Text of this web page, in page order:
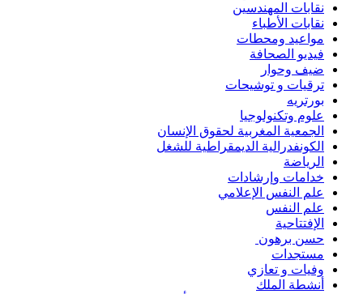
نقابات المهندسين
نقابات الأطباء
مواعيد ومحطات
فيديو الصحافة
ضيف وحوار
ترقيات و توشيحات
بورتريه
علوم وتكنولوجيا
الجمعية المغربية لحقوق الإنسان
الكونفدرالية الديمقراطية للشغل
الرياضة
خدامات وإرشادات
علم النفس الإعلامي
علم النفس
الإفتتاحية
حسن برهون
مستجدات
وفيات و تعازي
أنشطة الملك